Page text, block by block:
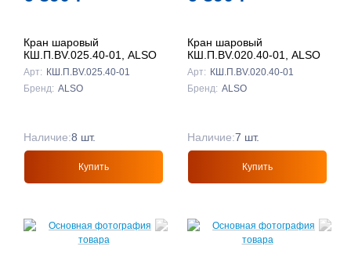
Кран шаровый
КШ.П.BV.025.40-01, ALSO
Арт: КШ.П.BV.025.40-01
Бренд: ALSO
Наличие:8 шт.
Купить
Кран шаровый
КШ.П.BV.020.40-01, ALSO
Арт: КШ.П.BV.020.40-01
Бренд: ALSO
Наличие:7 шт.
Купить